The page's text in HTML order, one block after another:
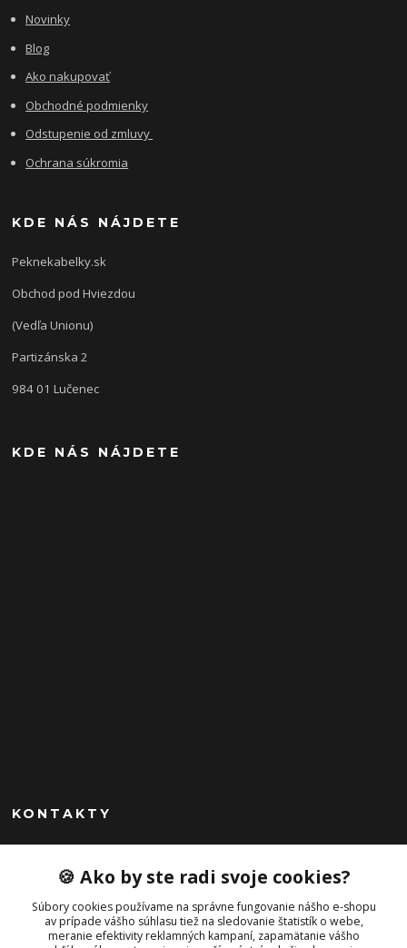
Novinky
Blog
Ako nakupovať
Obchodné podmienky
Odstupenie od zmluvy
Ochrana súkromia
KDE NÁS NÁJDETE
Peknekabelky.sk
Obchod pod Hviezdou
(Vedľa Unionu)
Partizánska 2
984 01 Lučenec
KDE NÁS NÁJDETE
KONTAKTY
Peknekabelky.sk
+421 949747302
Po-Pia 10-16
info@peknekabelky.sk
🍪 Ako by ste radi svoje cookies?
Súbory cookies používame na správne fungovanie nášho e-shopu
av prípade vášho súhlasu tiež na sledovanie štatistík o webe,
meranie efektivity reklamných kampaní, zapamätanie vášho